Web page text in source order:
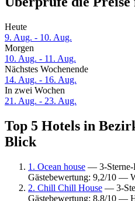
Heute
9. Aug. - 10. Aug.
Morgen
10. Aug. - 11. Aug.
Nächstes Wochenende
14. Aug. - 16. Aug.
In zwei Wochen
21. Aug. - 23. Aug.
Top 5 Hotels in
Blick
1. Ocean house — 3-Sterne-
Gästebewertung: 9,2/10 —
2. Chill Chill House — 3-
Gästebewertung: 8,8/10 —